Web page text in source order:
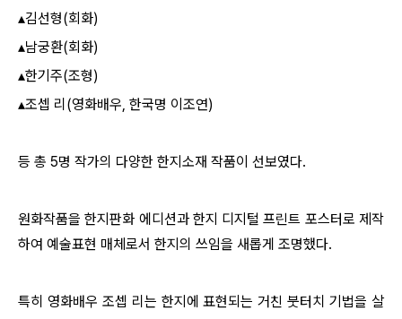
▴김선형(회화)
▴남궁환(회화)
▴한기주(조형)
▴조셉 리(영화배우, 한국명 이조연)
등 총 5명 작가의 다양한 한지소재 작품이 선보였다.
원화작품을 한지판화 에디션과 한지 디지털 프린트 포스터로 제작
하여 예술표현 매체로서 한지의 쓰임을 새롭게 조명했다.
특히 영화배우 조셉 리는 한지에 표현되는 거친 붓터치 기법을 살